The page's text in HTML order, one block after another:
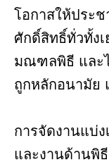
โอกาสให้ประ
ศักดิ์สิทธิ์ทั่วทั้ง
มณฑลพิธี และ
ถูกหลักอนามัย
การจัดงานแบ่
และงานด้านพิ